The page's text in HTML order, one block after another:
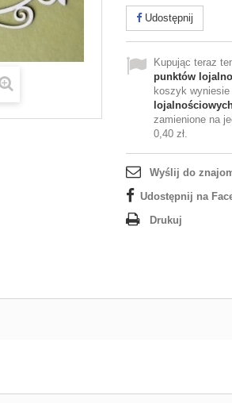
Udostępnij
Kupując teraz
punktów
koszyk wyniesie
zamienione na
0,40 zł.
Wyślij do
Udostępnij na
Drukuj